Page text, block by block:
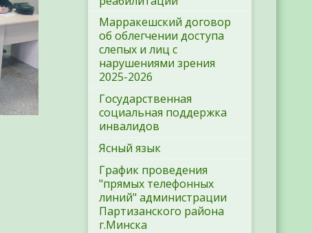
Марракешский договор
об облегчении доступа
слепых и лиц с
нарушениями зрения
2025-2026
Государственная
социальная поддержка
инвалидов
Ясный язык
График проведения
"прямых телефонных
линий" администрации
Партизанского района
г.Минска